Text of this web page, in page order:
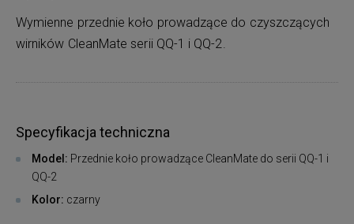
Wymienne przednie koło prowadzące do czyszczących
wirników CleanMate serii QQ-1 i QQ-2.
Specyfikacja techniczna
Model: Przednie koło prowadzące CleanMate do serii QQ-1 i
QQ-2
Kolor: czarny